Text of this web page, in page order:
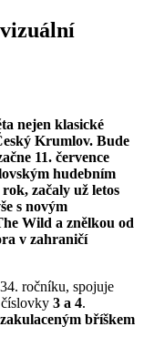
nejen klasické
Krumlov. Bude
11. července
hudebním
začaly už letos
s novým
Wild a znělkou od
v zahraničí
ročníku, spojuje
3 a 4.
bříškem